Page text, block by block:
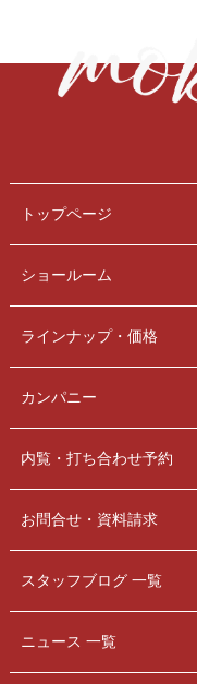
トップページ
ショールーム
ラインナップ・価格
カンパニー
内覧・打ち合わせ予約
お問合せ・資料請求
スタッフブログ 一覧
ニュース 一覧